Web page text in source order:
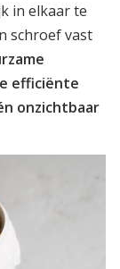
in elkaar te
schroef vast
efficiënte
onzichtbaar